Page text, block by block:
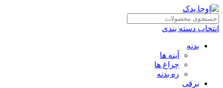
انتخاب دسته بندی
بدنه
آینه ها
چراغ ها
زه بدنه
برقی